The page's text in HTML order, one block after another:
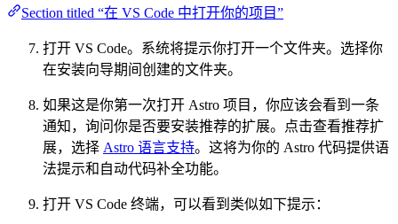
Section titled “在 VS Code 中打开你的项目”
打开 VS Code。系统将提示你打开一个文件夹。选择你
在安装向导期间创建的文件夹。
如果这是你第一次打开 Astro 项目，你应该会看到一条
通知，询问你是否要安装推荐的扩展。点击查看推荐扩
展，选择 Astro 语言支持。这将为你的 Astro 代码提供语
法提示和自动代码补全功能。
打开 VS Code 终端，可以看到类似如下提示：